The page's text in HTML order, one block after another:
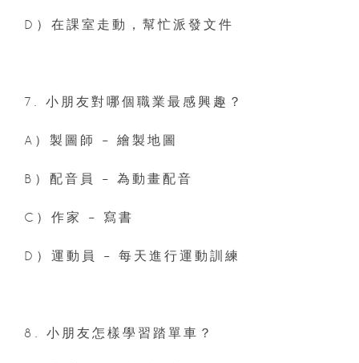
D）在課室走動，幫忙派發文件
7. 小朋友對哪個職業最感興趣？
A）製圖師 – 繪製地圖
B）配音員 – 為動畫配音
C）作家 – 寫書
D）運動員 – 每天進行運動訓練
8. 小朋友怎樣學習踏單車？